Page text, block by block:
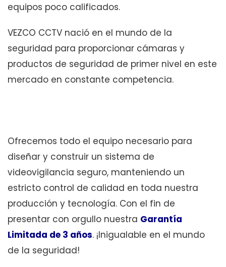
equipos poco calificados.
VEZCO CCTV nació en el mundo de la
seguridad para proporcionar cámaras y
productos de seguridad de primer nivel en este
mercado en constante competencia.
Ofrecemos todo el equipo necesario para
diseñar y construir un sistema de
videovigilancia seguro, manteniendo un
estricto control de calidad en toda nuestra
producción y tecnología. Con el fin de
presentar con orgullo nuestra Garantía
Limitada de 3 años. ¡Inigualable en el mundo
de la seguridad!